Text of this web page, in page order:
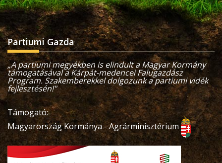
Partiumi Gazda
„A partiumi megyékben is elindult a Magyar Kormány
támogatásával a Kárpát-medencei Falugazdász
Program. Szakemberekkel dolgozunk a partiumi vidék
fejlesztésén!"
Támogató:
Magyarország Kormánya - Agrárminisztérium